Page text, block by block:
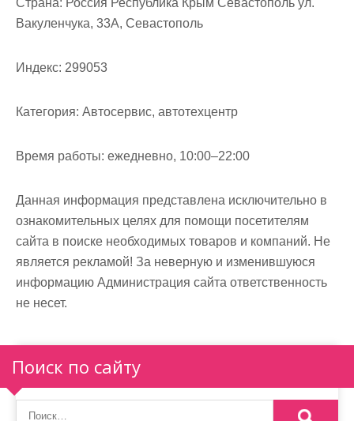
Страна: Россия Республика Крым Севастополь ул.
Вакуленчука, 33А, Севастополь
Индекс: 299053
Категория: Автосервис, автотехцентр
Время работы: ежедневно, 10:00–22:00
Данная информация представлена исключительно в
ознакомительных целях для помощи посетителям
сайта в поиске необходимых товаров и компаний. Не
является рекламой! За неверную и изменившуюся
информацию Администрация сайта ответственность
не несет.
Поиск по сайту